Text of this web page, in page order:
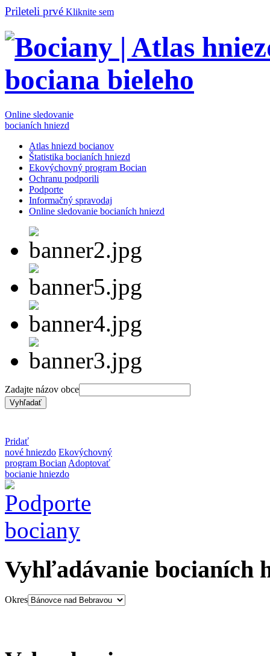
Prileteli prvé Kliknite sem
Online sledovanie
bocianích hniezd
Atlas hniezd bocianov
Štatistika bocianích hniezd
Ekovýchovný program Bocian
Ochranu podporili
Podporte
Informačný spravodaj
Online sledovanie bocianích hniezd
Zadajte názov obce
Pridať
nové hniezdo Ekovýchovný
program Bocian Adoptovať
bocianie hniezdo
Vyhľadávanie bocianích
Okres